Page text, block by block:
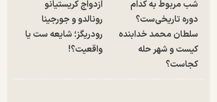
شب مربوط به کدام
دوره تاریخی‌ست؟
سلطان محمد خدابنده
کیست و شهر حله
کجاست؟
ازدواج کریستیانو
رونالدو و جورجینا
رودریگز؛ شایعه ست یا
واقعیت؟!